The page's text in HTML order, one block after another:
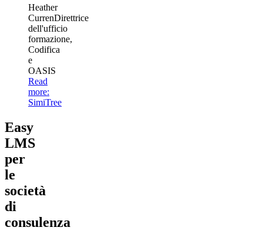
Heather
CurrenDirettrice
dell'ufficio
formazione,
Codifica
e
OASIS
Read
more:
SimiTree
Easy
LMS
per
le
società
di
consulenza